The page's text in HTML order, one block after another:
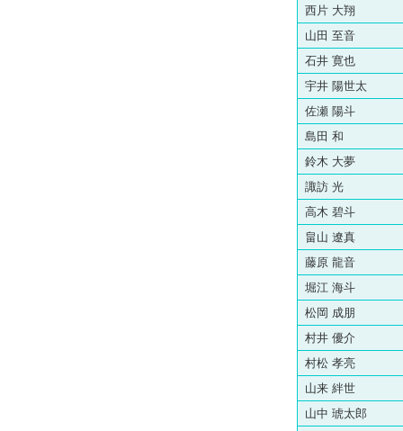
西片 大翔
山田 至音
石井 寛也
宇井 陽世太
佐瀬 陽斗
島田 和
鈴木 大夢
諏訪 光
高木 碧斗
畠山 遼真
藤原 龍音
堀江 海斗
松岡 成朋
村井 優介
村松 孝亮
山来 絆世
山中 琥太郎